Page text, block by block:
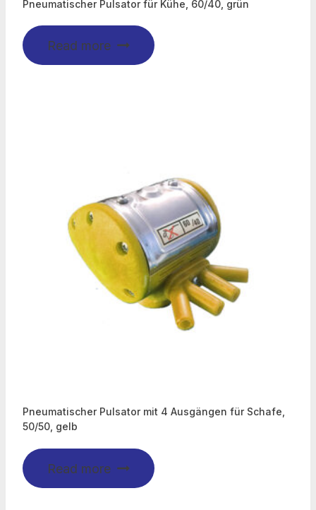
Pneumatischer Pulsator für Kühe, 60/40, grün
Read more
Pneumatischer Pulsator mit 4 Ausgängen für Schafe,
50/50, gelb
Read more